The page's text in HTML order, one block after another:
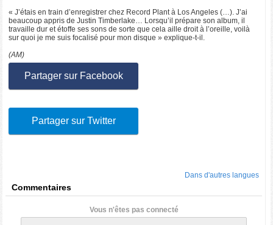
« J’étais en train d’enregistrer chez Record Plant à Los Angeles (…). J’ai
beaucoup appris de Justin Timberlake… Lorsqu’il prépare son album, il
travaille dur et étoffe ses sons de sorte que cela aille droit à l’oreille, voilà
sur quoi je me suis focalisé pour mon disque » explique-t-il.
(AM)
Partager sur Facebook
Partager sur Twitter
Dans d'autres langues
Commentaires
Vous n'êtes pas connecté